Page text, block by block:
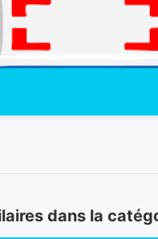
dans la